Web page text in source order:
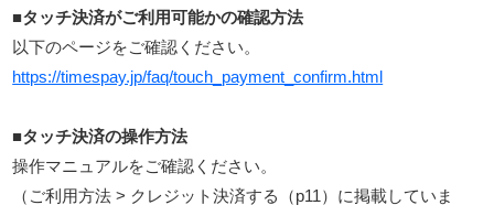
■タッチ決済がご利用可能かの確認方法
以下のページをご確認ください。
https://timespay.jp/faq/touch_payment_confirm.html
■タッチ決済の操作方法
操作マニュアルをご確認ください。
（ご利用方法 > クレジット決済する（p11）に掲載していま